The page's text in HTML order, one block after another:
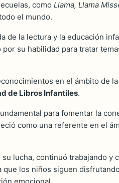
como Llama, Llama
el mundo.
de la lectura y la educación
su habilidad para tratar
en el ámbito de
de Libros Infantiles.
para fomentar la
como una referente en el
lucha, continuó trabajando y
los niños siguen